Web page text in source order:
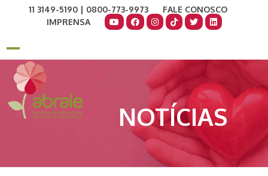
11 3149-5190 | 0800-773-9973
FALE CONOSCO
IMPRENSA
Open
mobile
menu
Close
mobile
menu
NOTÍCIAS